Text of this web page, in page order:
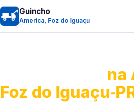
Guincho
America, Foz do Iguaçu
na
Foz do